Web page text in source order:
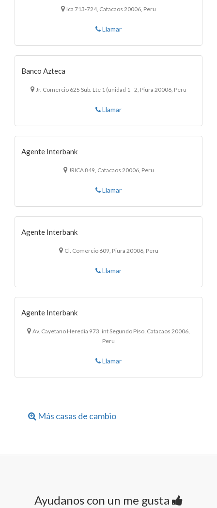
Ica 713-724, Catacaos 20006, Peru
Llamar
Banco Azteca
Jr. Comercio 625 Sub. Lte 1 (unidad 1 - 2, Piura 20006, Peru
Llamar
Agente Interbank
JRICA 849, Catacaos 20006, Peru
Llamar
Agente Interbank
Cl. Comercio 609, Piura 20006, Peru
Llamar
Agente Interbank
Av. Cayetano Heredia 973, int Segundo Piso, Catacaos 20006,
Peru
Llamar
Más casas de cambio
Ayudanos con un me gusta